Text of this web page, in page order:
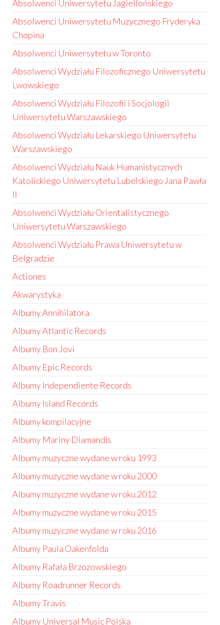
Absolwenci Uniwersytetu Jagiellońskiego
Absolwenci Uniwersytetu Muzycznego Fryderyka
Chopina
Absolwenci Uniwersytetu w Toronto
Absolwenci Wydziału Filozoficznego Uniwersytetu
Lwowskiego
Absolwenci Wydziału Filozofii i Socjologii
Uniwersytetu Warszawskiego
Absolwenci Wydziału Lekarskiego Uniwersytetu
Warszawskiego
Absolwenci Wydziału Nauk Humanistycznych
Katolickiego Uniwersytetu Lubelskiego Jana Pawła
II
Absolwenci Wydziału Orientalistycznego
Uniwersytetu Warszawskiego
Absolwenci Wydziału Prawa Uniwersytetu w
Belgradzie
Actiones
Akwarystyka
Albumy Annihilatora
Albumy Atlantic Records
Albumy Bon Jovi
Albumy Epic Records
Albumy Independiente Records
Albumy Island Records
Albumy kompilacyjne
Albumy Mariny Diamandis
Albumy muzyczne wydane w roku 1993
Albumy muzyczne wydane w roku 2000
Albumy muzyczne wydane w roku 2012
Albumy muzyczne wydane w roku 2015
Albumy muzyczne wydane w roku 2016
Albumy Paula Oakenfolda
Albumy Rafała Brzozowskiego
Albumy Roadrunner Records
Albumy Travis
Albumy Universal Music Polska